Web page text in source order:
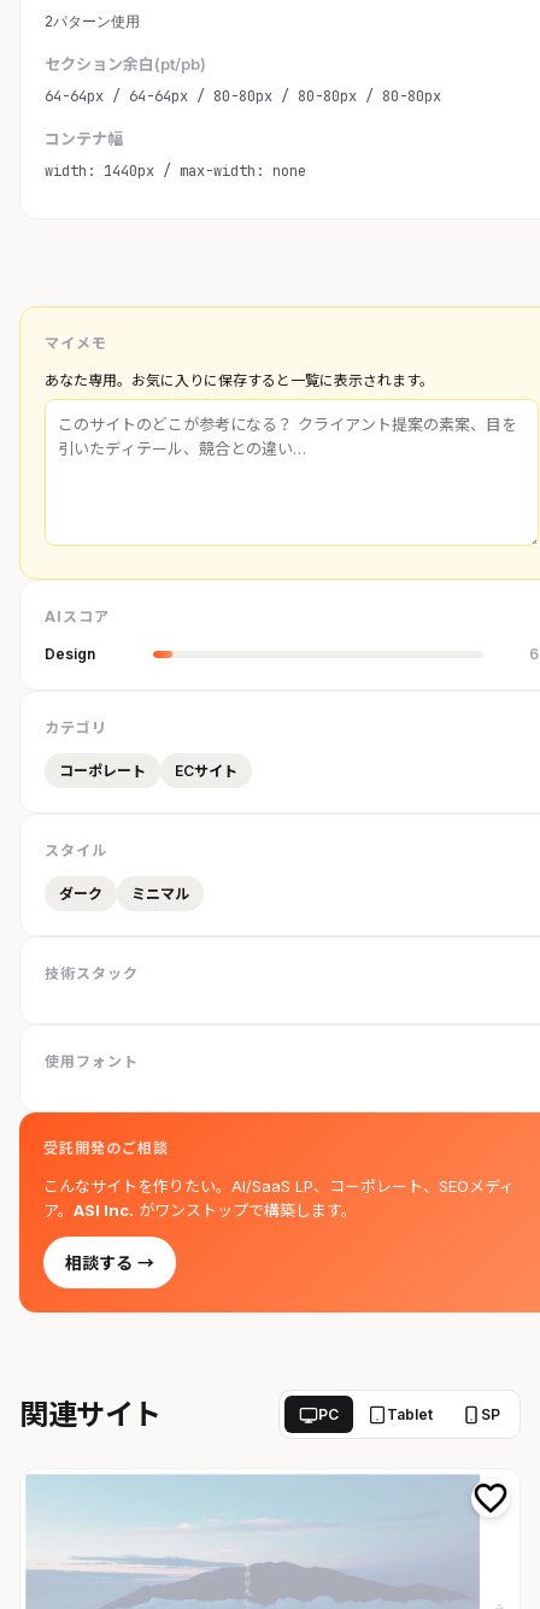
2パターン使用
セクション余白(pt/pb)
64-64px / 64-64px / 80-80px / 80-80px / 80-80px
コンテナ幅
width: 1440px / max-width: none
マイメモ
あなた専用。お気に入りに保存すると一覧に表示されます。
AIスコア
Design 6
カテゴリ
コーポレート ECサイト
スタイル
ダーク ミニマル
技術スタック
使用フォント
受託開発のご相談
こんなサイトを作りたい。AI/SaaS LP、コーポレート、SEOメディ
ア。 ASI Inc. がワンストップで構築します。
相談する →
関連サイト PC Tablet SP